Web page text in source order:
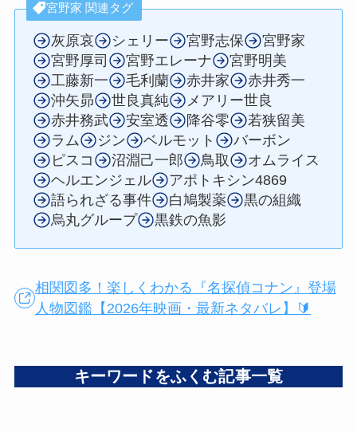
宮野家 関連タグ
灰原哀 シェリー 宮野志保
宮野家
宮野厚司
宮野エレーナ
宮野明美
工藤新一
毛利蘭 赤井家
赤井秀一
沖矢昴
世良真純
メアリー世良
赤井務武
安室透 降谷零
若狭留美
ラム
ジン ベルモット
バーボン
ピスコ
沼淵己一郎 鳥取
オムライス
ヘルエンジェル
アポトキシン4869
語られざる事件
白鳩製薬
黒の組織
烏丸グループ
黒鉄の魚影
相関図多！楽しくわかる『名探偵コナン』登場
人物図鑑【2026年映画・最新ネタバレ】🔰
キーワードをふくむ記事一覧